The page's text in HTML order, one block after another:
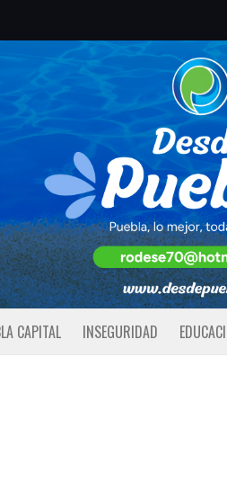
CAPITAL INSEGURIDAD